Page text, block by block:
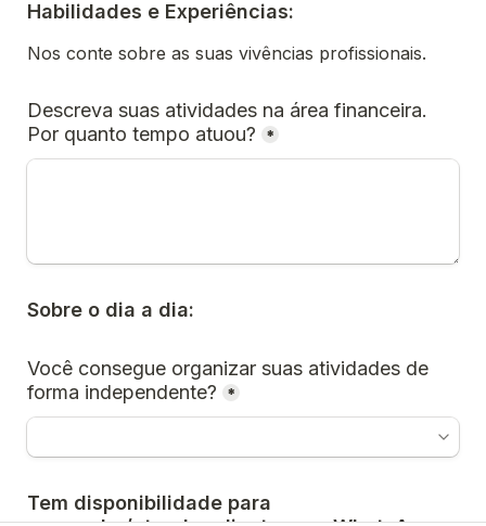
Habilidades e Experiências:
Descreva suas atividades na área financeira.
Por quanto tempo atuou?
*
Sobre o dia a dia:
Você consegue organizar suas atividades de
forma independente?
*
Tem disponibilidade para